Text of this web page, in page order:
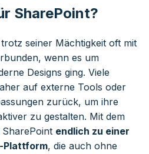
SharePoint?
seiner Mächtigkeit oft mit
wenn es um
Designs ging. Viele
auf externe Tools oder
zurück, um ihre
zu gestalten. Mit dem
endlich zu einer
Plattform, die auch ohne